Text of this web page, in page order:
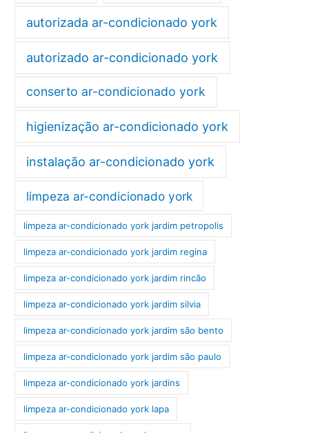
autorizada ar-condicionado york
autorizado ar-condicionado york
conserto ar-condicionado york
higienização ar-condicionado york
instalação ar-condicionado york
limpeza ar-condicionado york
limpeza ar-condicionado york jardim petropolis
limpeza ar-condicionado york jardim regina
limpeza ar-condicionado york jardim rincão
limpeza ar-condicionado york jardim silvia
limpeza ar-condicionado york jardim são bento
limpeza ar-condicionado york jardim são paulo
limpeza ar-condicionado york jardins
limpeza ar-condicionado york lapa